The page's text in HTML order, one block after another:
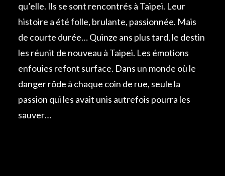
qu’elle. Ils se sont rencontrés à Taipei. Leur
histoire a été folle, brulante, passionnée. Mais
de courte durée… Quinze ans plus tard, le destin
les réunit de nouveau à Taipei. Les émotions
enfouies refont surface. Dans un monde où le
danger rôde à chaque coin de rue, seule la
passion qui les avait unis autrefois pourra les
sauver…